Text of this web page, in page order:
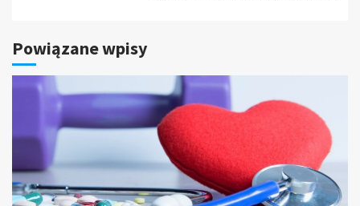
Powiązane wpisy